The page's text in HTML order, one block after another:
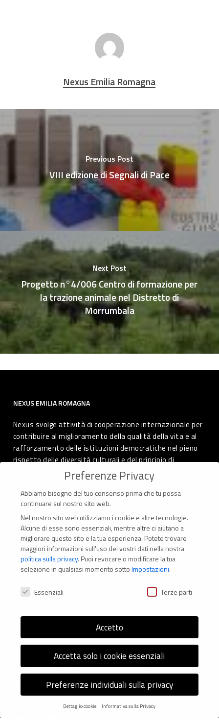
Nexus Emilia Romagna
Previous Post
VIII edizione di Segnali di Pace
Next Post
Progetto n°4/006 Centro di formazione per
la trazione animale nel Distretto di
Morrumbala
NEXUS EMILIA ROMAGNA
Nexus svolge attività di cooperazione internazionale per
contribuire al miglioramento della qualità della vita e al
rafforzamento delle istituzioni democratiche nel pieno
rispetto delle diversità culturali e del principio di
autodeterminazione dei popoli.
CONTATTI
Via Marconi 69 – 40122 Bologna (Italia)
Tel. +39 051 294 775
© 2026 Nexus ER - Tutti i diritti riservati - Codice fiscale:
92036270376 -Informativa sui CookieePrivacy Policy
Credits: Next-Data
Preferenze Privacy
Abbiamo bisogno del tuo consenso prima che tu possa
continuare sul nostro sito web.
Nel nostro sito web utilizziamo i cookie e altre tecnologie.
Alcune di esse sono essenziali, mentre altre ci aiutano a
migliorare questo sito e la tua esperienza. Potete trovare
maggiori informazioni sull'uso dei vostri dati nella nostra
politica sulla privacy. Puoi revocare o modificare la tua
selezione in qualsiasi momento sottoImpostazioni.
Preferenze Privacy
Essenziali Terze parti
Accetto
Accetta solo i cookie essenziali
Preferenze individuali sulla privacy
Dettaglio cookie Informativa sulla Privacy